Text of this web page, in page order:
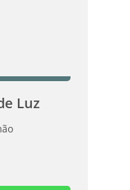
Luz